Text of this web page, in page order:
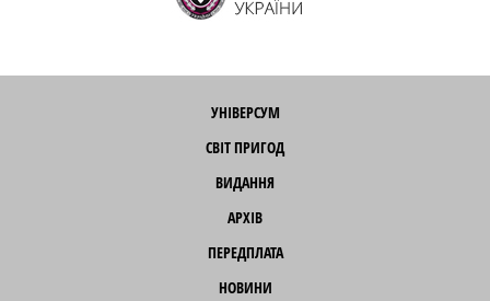
УНІВЕРСУМ
СВІТ ПРИГОД
ВИДАННЯ
АРХІВ
ПЕРЕДПЛАТА
НОВИНИ